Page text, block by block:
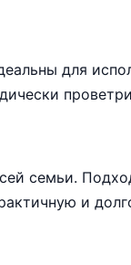
для
семьи.
и